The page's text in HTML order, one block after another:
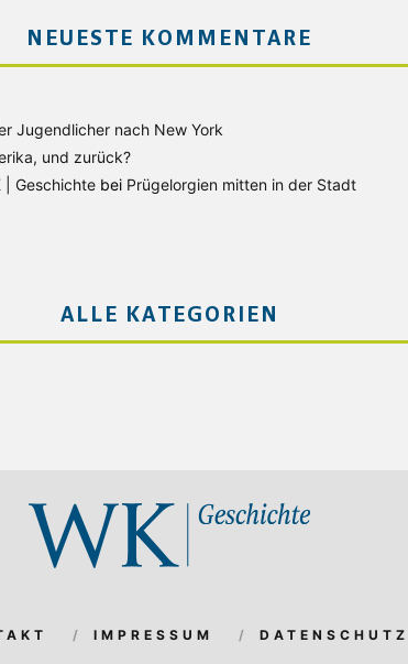
NEUESTE KOMMENTARE
Jugendlicher nach New York
und zurück?
| Geschichte bei Prügelorgien mitten in der Stadt
ALLE KATEGORIEN
IMPRESSUM DATENSCHUTZ